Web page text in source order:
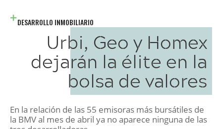
DESARROLLO INMOBILIARIO
Urbi, Geo y Homex
dejarán la élite en la
bolsa de valores
En la relación de las 55 emisoras más bursátiles de
la BMV al mes de abril ya no aparece ninguna de las